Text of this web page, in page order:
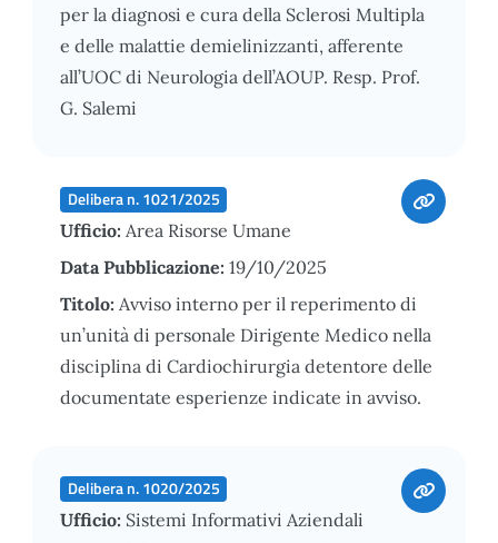
per la diagnosi e cura della Sclerosi Multipla
e delle malattie demielinizzanti, afferente
all’UOC di Neurologia dell’AOUP. Resp. Prof.
G. Salemi
Delibera n. 1021/2025
Ufficio: Area Risorse Umane
Data Pubblicazione: 19/10/2025
Titolo: Avviso interno per il reperimento di
un’unità di personale Dirigente Medico nella
disciplina di Cardiochirurgia detentore delle
documentate esperienze indicate in avviso.
Delibera n. 1020/2025
Ufficio: Sistemi Informativi Aziendali